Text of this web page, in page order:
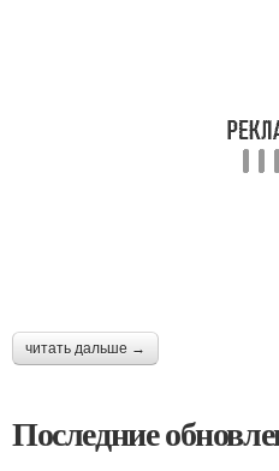
читать дальше →
Последние